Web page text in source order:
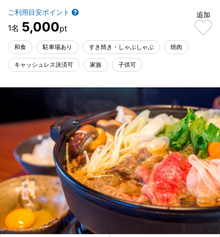
ご利用目安ポイント
5,000
追加
和食 駐車場あり すき焼き・しゃぶしゃぶ 焼肉
キャッシュレス決済可 家族 子供可